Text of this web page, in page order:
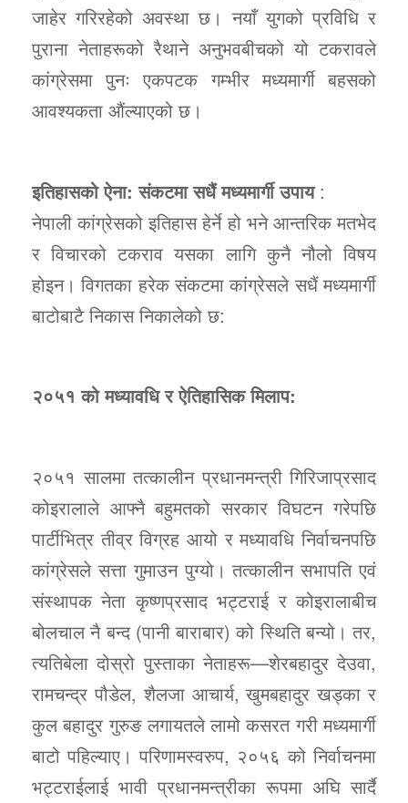
जाहेर गरिरहेको अवस्था छ। नयाँ युगको प्रविधि र
पुराना नेताहरूको रैथाने अनुभवबीचको यो टकरावले
कांग्रेसमा पुनः एकपटक गम्भीर मध्यमार्गी बहसको
आवश्यकता औंल्याएको छ।
इतिहासको ऐना: संकटमा सधैं मध्यमार्गी उपाय :
नेपाली कांग्रेसको इतिहास हेर्ने हो भने आन्तरिक मतभेद
र विचारको टकराव यसका लागि कुनै नौलो विषय
होइन। विगतका हरेक संकटमा कांग्रेसले सधैं मध्यमार्गी
बाटोबाटै निकास निकालेको छ:
२०५१ को मध्यावधि र ऐतिहासिक मिलाप:
२०५१ सालमा तत्कालीन प्रधानमन्त्री गिरिजाप्रसाद
कोइरालाले आफ्नै बहुमतको सरकार विघटन गरेपछि
पार्टीभित्र तीव्र विग्रह आयो र मध्यावधि निर्वाचनपछि
कांग्रेसले सत्ता गुमाउन पुग्यो। तत्कालीन सभापति एवं
संस्थापक नेता कृष्णप्रसाद भट्टराई र कोइरालाबीच
बोलचाल नै बन्द (पानी बाराबार) को स्थिति बन्यो। तर,
त्यतिबेला दोस्रो पुस्ताका नेताहरू—शेरबहादुर देउवा,
रामचन्द्र पौडेल, शैलजा आचार्य, खुमबहादुर खड्का र
कुल बहादुर गुरुङ लगायतले लामो कसरत गरी मध्यमार्गी
बाटो पहिल्याए। परिणामस्वरुप, २०५६ को निर्वाचनमा
भट्टराईलाई भावी प्रधानमन्त्रीका रूपमा अघि सार्दै